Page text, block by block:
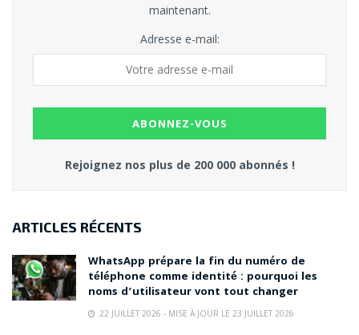
maintenant.
Adresse e-mail:
Rejoignez nos plus de 200 000 abonnés !
ARTICLES RÉCENTS
WhatsApp prépare la fin du numéro de
téléphone comme identité : pourquoi les
noms d’utilisateur vont tout changer
22 JUILLET 2026 - MISE À JOUR LE 23 JUILLET 2026